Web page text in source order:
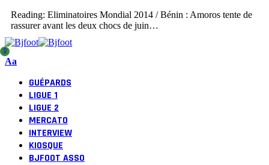
Reading: Eliminatoires Mondial 2014 / Bénin : Amoros tente de
rassurer avant les deux chocs de juin…
0
Aa
GUÉPARDS
LIGUE 1
LIGUE 2
MERCATO
INTERVIEW
KIOSQUE
BJFOOT ASSO